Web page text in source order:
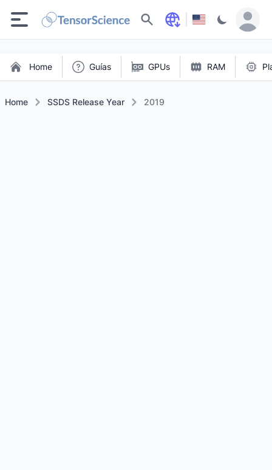
Buscar
Home Guías GPUs RAM
Home SSDS Release Year 2019